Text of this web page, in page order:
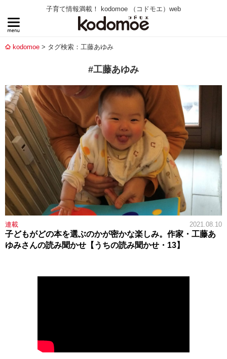
子育て情報満載！ kodomoe （コドモエ）web
kodomoe タグ検索：工藤あゆみ
#工藤あゆみ
連載 2021.08.10
子どもがどの本を選ぶのかが密かな楽しみ。作家・工藤あ
ゆみさんの読み聞かせ【うちの読み聞かせ・13】